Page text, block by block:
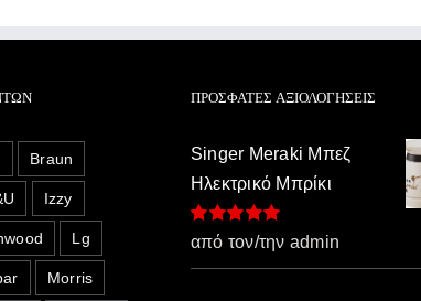
Braun
Izzy
Lg
Morris
ΠΡΌΣΦΑΤΕΣ ΑΞΙΟΛΟΓΉΣΕΙΣ
Singer Meraki Μπεζ
Ηλεκτρικό Μπρίκι
Βαθμολογήθηκε
από τον/την admin